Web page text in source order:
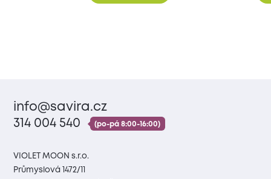
info@savira.cz
314 004 540
(po-pá 8:00-16:00)
VIOLET MOON s.r.o.
Průmyslová 1472/11